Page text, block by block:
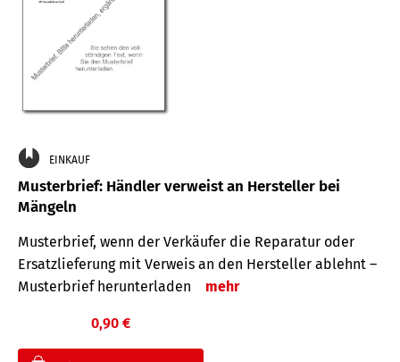
EINKAUF
Musterbrief: Händler verweist an Hersteller bei
Mängeln
Musterbrief, wenn der Verkäufer die Reparatur oder
Ersatzlieferung mit Verweis an den Hersteller ablehnt –
Musterbrief herunterladen
mehr
0,90 €